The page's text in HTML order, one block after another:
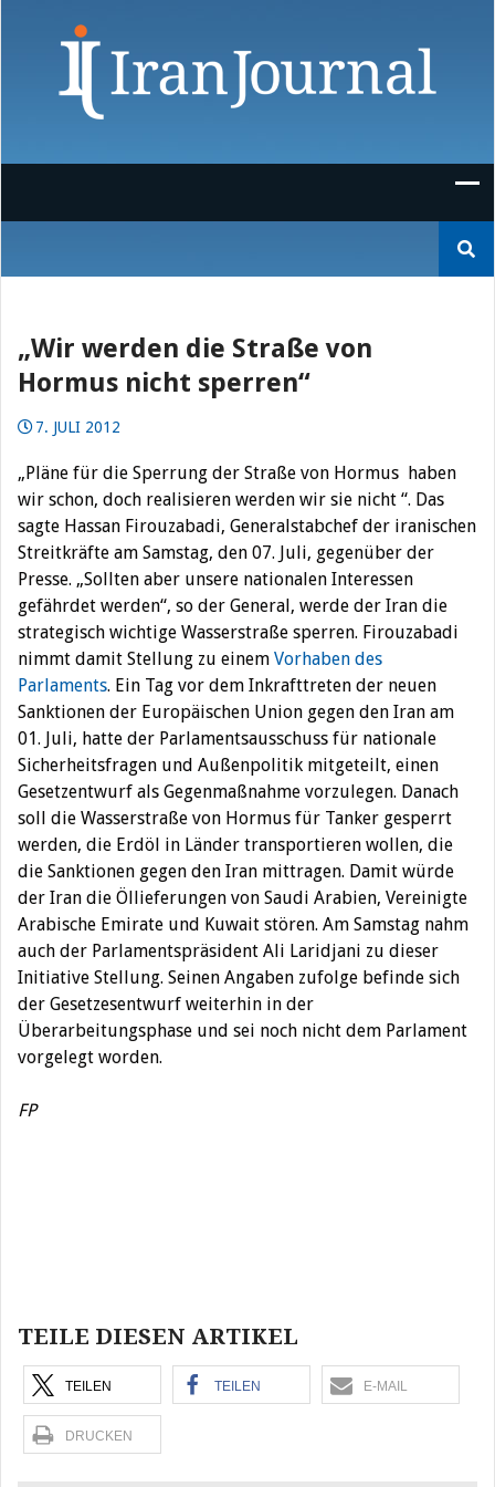
nach:
„Wir werden die Straße von
Hormus nicht sperren“
7. JULI 2012
„Pläne für die Sperrung der Straße von Hormus haben
wir schon, doch realisieren werden wir sie nicht “. Das
sagte Hassan Firouzabadi, Generalstabchef der iranischen
Streitkräfte am Samstag, den 07. Juli, gegenüber der
Presse. „Sollten aber unsere nationalen Interessen
gefährdet werden“, so der General, werde der Iran die
strategisch wichtige Wasserstraße sperren. Firouzabadi
nimmt damit Stellung zu einem Vorhaben des
Parlaments. Ein Tag vor dem Inkrafttreten der neuen
Sanktionen der Europäischen Union gegen den Iran am
01. Juli, hatte der Parlamentsausschuss für nationale
Sicherheitsfragen und Außenpolitik mitgeteilt, einen
Gesetzentwurf als Gegenmaßnahme vorzulegen. Danach
soll die Wasserstraße von Hormus für Tanker gesperrt
werden, die Erdöl in Länder transportieren wollen, die
die Sanktionen gegen den Iran mittragen. Damit würde
der Iran die Öllieferungen von Saudi Arabien, Vereinigte
Arabische Emirate und Kuwait stören. Am Samstag nahm
auch der Parlamentspräsident Ali Laridjani zu dieser
Initiative Stellung. Seinen Angaben zufolge befinde sich
der Gesetzesentwurf weiterhin in der
Überarbeitungsphase und sei noch nicht dem Parlament
vorgelegt worden.
FP
TEILE DIESEN ARTIKEL
TEILEN TEILEN E-MAIL
DRUCKEN